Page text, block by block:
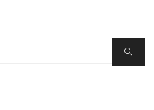
Пошук